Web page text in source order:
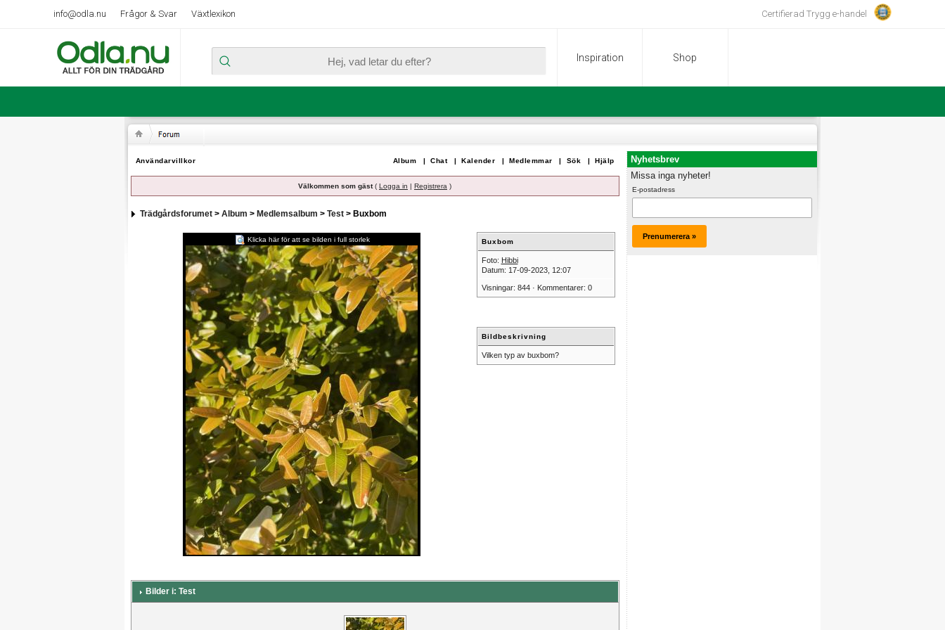
info@odla.nu Frågor & Svar Växtlexikon Certifierad Trygg e-handel
Inspiration Shop
Användarvillkor Hjälp
Sök |
Medlemmar |
Kalender |
Chat |
Album |
Välkommen som gäst( Logga in | Registrera )
Trädgårdsforumet> Album > Medlemsalbum > Test> Buxbom
Klicka här för att se bilden i full storlek Buxbom
Foto: Hibbi
Datum: 17-09-2023, 12:07
Visningar: 844 · Kommentarer: 0
Bildbeskrivning
Vilken typ av buxbom?
Bilder i: Test
Nyhetsbrev
Missa inga nyheter!
E-postadress